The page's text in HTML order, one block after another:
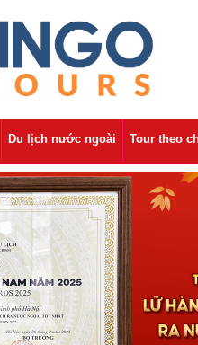
Du lịch nước ngoài Tour theo